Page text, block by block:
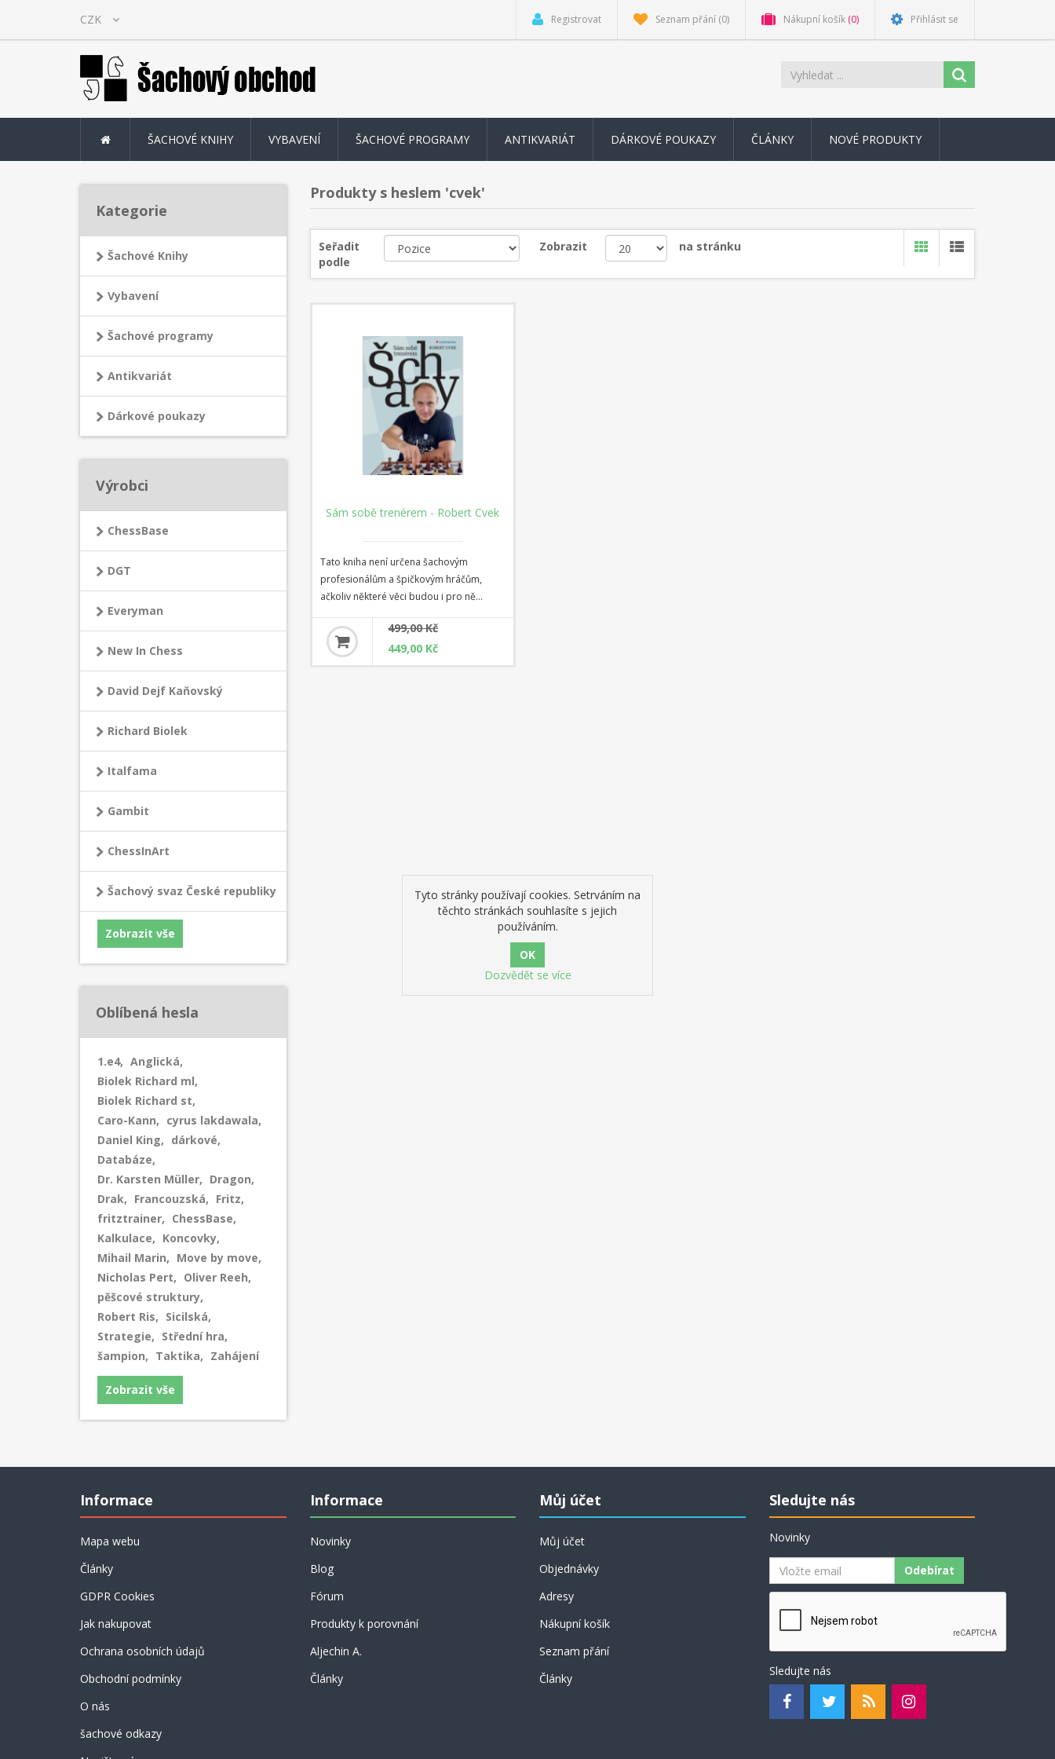
Registrovat Seznam přání (0) Nákupní košík (0) Přihlásit se
ŠACHOVÉ KNIHY VYBAVENÍ ŠACHOVÉ PROGRAMY ANTIKVARIÁT DÁRKOVÉ POUKAZY ČLÁNKY NOVÉ PRODUKTY
Produkty s heslem 'cvek'
Seřadit
podle
Zobrazit na stránku
Sám sobě trenérem - Robert Cvek
Tato kniha není určena šachovým
profesionálům a špičkovým hráčům,
ačkoliv některé věci budou i pro ně
užitečné. Tuto knihu jsem psal pro
všechny šachisty, kteří mají rádi šachy,
chtějí se zlepšit, nebo více porozumět
této báječné hře. Tato kniha je pro
499,00 Kč
449,00 Kč
Kategorie
Šachové Knihy
Vybavení
Šachové programy
Antikvariát
Dárkové poukazy
Výrobci
ChessBase
DGT
Everyman
New In Chess
David Dejf Kaňovský
Richard Biolek
Italfama
Gambit
ChessInArt
Šachový svaz České republiky
Zobrazit vše
Oblíbená hesla
1.e4, Anglická,
Biolek Richard ml,
Biolek Richard st,
Caro-Kann, cyrus lakdawala,
Daniel King, dárkové,
Databáze,
Dr. Karsten Müller, Dragon,
Drak, Francouzská, Fritz,
fritztrainer, ChessBase,
Kalkulace, Koncovky,
Mihail Marin, Move by move,
Nicholas Pert, Oliver Reeh,
pěšcové struktury,
Robert Ris, Sicilská,
Strategie, Střední hra,
šampion, Taktika, Zahájení
Zobrazit vše
Informace
Mapa webu
Články
GDPR Cookies
Jak nakupovat
Ochrana osobních údajů
Obchodní podmínky
O nás
šachové odkazy
Informace
Novinky
Blog
Fórum
Produkty k porovnání
Aljechin A.
Články
Můj účet
Můj účet
Objednávky
Adresy
Nákupní košík
Seznam přání
Články
Sledujte nás
Novinky
Odebírat
Sledujte nás
Tyto stránky používají cookies. Setrváním na
těchto stránkách souhlasíte s jejich
používáním.
Dozvědět se více